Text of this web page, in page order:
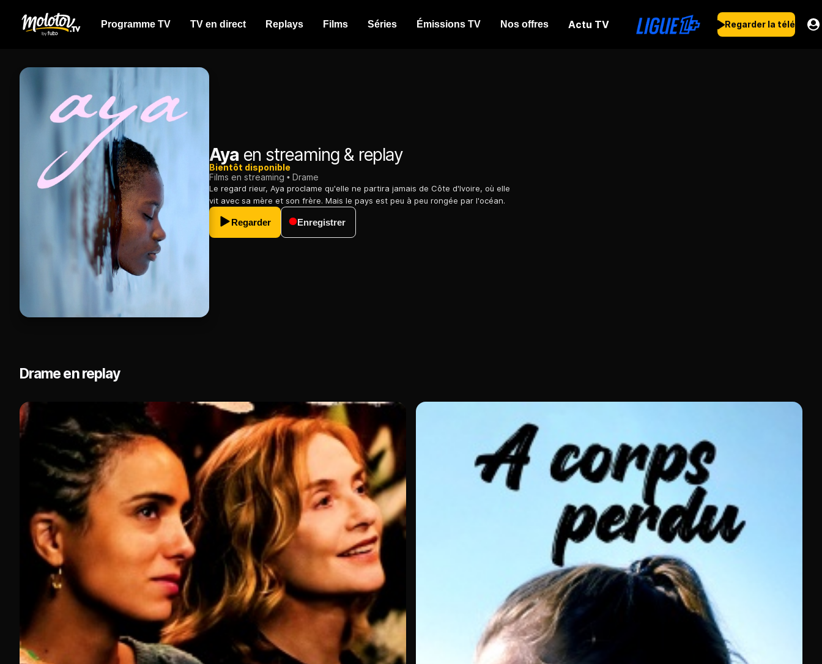
Programme TV TV en direct Replays Films Séries Émissions TV Nos offres Actu TV Regarder la télé
Aya en streaming & replay
Bientôt disponible
Films en streaming
Drame
Le regard rieur, Aya proclame qu'elle ne partira jamais de Côte d'Ivoire, où elle
vit avec sa mère et son frère. Mais le pays est peu à peu rongée par l'océan.
Regarder Enregistrer
Drame en replay